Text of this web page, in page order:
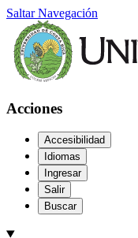
Saltar Navegación
Acciones
Accesibilidad
Idiomas
Ingresar
Salir
Buscar